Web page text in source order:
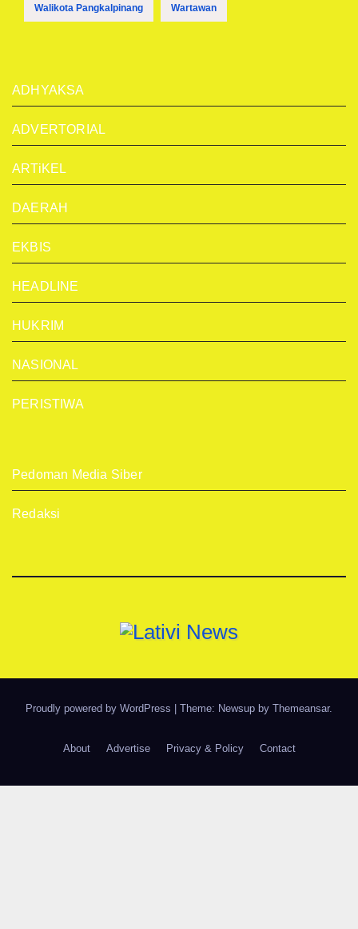
Walikota Pangkalpinang Wartawan
ADHYAKSA
ADVERTORIAL
ARTiKEL
DAERAH
EKBIS
HEADLINE
HUKRIM
NASIONAL
PERISTIWA
Pedoman Media Siber
Redaksi
Proudly powered by WordPress Theme: Newsup by Themeansar.
About Advertise Privacy & Policy Contact